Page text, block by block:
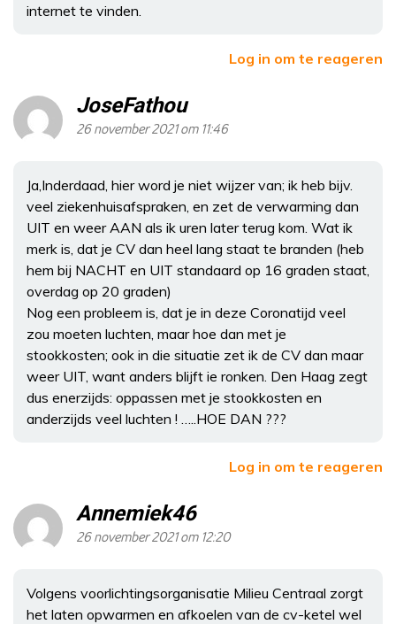
internet te vinden.
Log in om te reageren
JoseFathou
26 november 2021 om 11:46
Ja,Inderdaad, hier word je niet wijzer van; ik heb bijv.
veel ziekenhuisafspraken, en zet de verwarming dan
UIT en weer AAN als ik uren later terug kom. Wat ik
merk is, dat je CV dan heel lang staat te branden (heb
hem bij NACHT en UIT standaard op 16 graden staat,
overdag op 20 graden)
Nog een probleem is, dat je in deze Coronatijd veel
zou moeten luchten, maar hoe dan met je
stookkosten; ook in die situatie zet ik de CV dan maar
weer UIT, want anders blijft ie ronken. Den Haag zegt
dus enerzijds: oppassen met je stookkosten en
anderzijds veel luchten ! …..HOE DAN ???
Log in om te reageren
Annemiek46
26 november 2021 om 12:20
Volgens voorlichtingsorganisatie Milieu Centraal zorgt
het laten opwarmen en afkoelen van de cv-ketel wel